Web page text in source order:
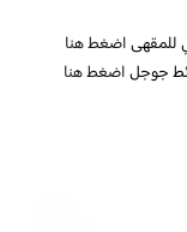
للمقهىاضغط هنا
جوجلاضغط هنا